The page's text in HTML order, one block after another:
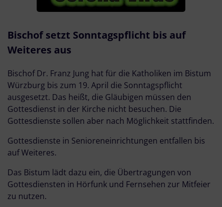
Bischof setzt Sonntagspflicht bis auf
Weiteres aus
Bischof Dr. Franz Jung hat für die Katholiken im Bistum
Würzburg bis zum 19. April die Sonntagspflicht
ausgesetzt. Das heißt, die Gläubigen müssen den
Gottesdienst in der Kirche nicht besuchen. Die
Gottesdienste sollen aber nach Möglichkeit stattfinden.
Gottesdienste in Senioreneinrichtungen entfallen bis
auf Weiteres.
Das Bistum lädt dazu ein, die Übertragungen von
Gottesdiensten in Hörfunk und Fernsehen zur Mitfeier
zu nutzen.